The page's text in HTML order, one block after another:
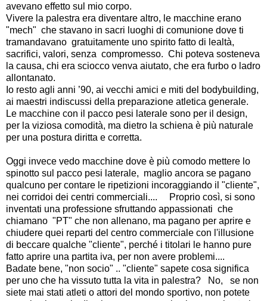
avevano effetto sul mio corpo.
Vivere la palestra era diventare altro, le macchine erano
"mech"  che stavano in sacri luoghi di comunione dove ti
tramandavano  gratuitamente uno spirito fatto di lealtà,
sacrifici, valori, senza  compromesso.  Chi poteva sosteneva
la causa, chi era sciocco venva aiutato, che era furbo o ladro
allontanato.
Io resto agli anni ’90, ai vecchi amici e miti del bodybuilding,
ai maestri indiscussi della preparazione atletica generale.
Le macchine con il pacco pesi laterale sono per il design,
per la viziosa comodità, ma dietro la schiena è più naturale
per una postura diritta e corretta.
Oggi invece vedo macchine dove è più comodo mettere lo
spinotto sul pacco pesi laterale,  maglio ancora se pagano
qualcuno per contare le ripetizioni incoraggiando il "cliente",
nei corridoi dei centri commerciali....     Proprio così, si sono
inventati una professione sfruttando appassionati  che
chiamano  "PT" che non allenano, ma pagano per aprire e
chiudere quei reparti del centro commerciale con l'illusione
di beccare qualche "cliente", perché i titolari le hanno pure
fatto aprire una partita iva, per non avere problemi....
Badate bene, "non socio" .. "cliente" sapete cosa significa
per uno che ha vissuto tutta la vita in palestra?   No,   se non
siete mai stati atleti o attori del mondo sportivo, non potete